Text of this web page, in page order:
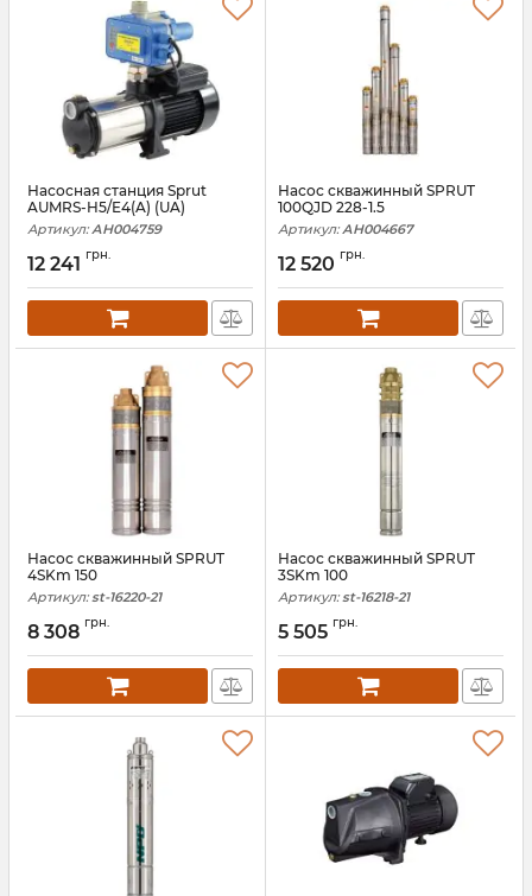
Насосная станция Sprut
AUMRS-H5/E4(A) (UA)
Артикул: АН004759
12 241 грн.
Насос скважинный SPRUT
100QJD 228-1.5
Артикул: АН004667
12 520 грн.
Насос скважинный SPRUT
4SKm 150
Артикул: st-16220-21
8 308 грн.
Насос скважинный SPRUT
3SKm 100
Артикул: st-16218-21
5 505 грн.